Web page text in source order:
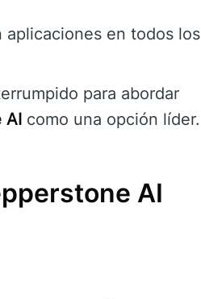
en todos los
para abordar
AI como una opción líder.
AI